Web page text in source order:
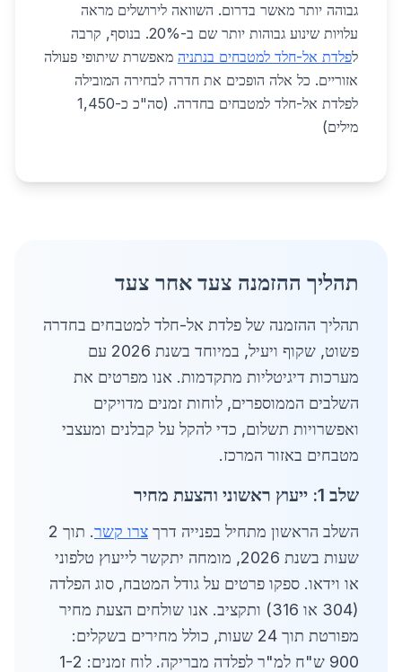
גבוהה יותר מאשר בדרום. השוואה לירושלים מראה
עלויות שינוע גבוהות יותר שם ב-20%. בנוסף, קרבה
לפלדת אל-חלד למטבחים בנתניה מאפשרת שיתופי פעולה
אזוריים. כל אלה הופכים את חדרה לבחירה המובילה
לפלדת אל-חלד למטבחים בחדרה. (סה"כ כ-1,450
מילים)
תהליך ההזמנה צעד אחר צעד
תהליך ההזמנה של פלדת אל-חלד למטבחים בחדרה
פשוט, שקוף ויעיל, במיוחד בשנת 2026 עם
מערכות דיגיטליות מתקדמות. אנו מפרטים את
השלבים הממוספרים, לוחות זמנים מדויקים
ואפשרויות תשלום, כדי להקל על קבלנים ומעצבי
מטבחים באזור המרכז.
שלב 1: ייעוץ ראשוני והצעת מחיר
השלב הראשון מתחיל בפנייה דרך צרו קשר
. תוך 2
שעות בשנת 2026, מומחה יתקשר לייעוץ טלפוני
או וידאו. ספקו פרטים על גודל המטבח, סוג הפלדה
(304 או 316) ותקציב. אנו שולחים הצעת מחיר
מפורטת תוך 24 שעות, כולל מחירים בשקלים:
900 ש"ח למ"ר לפלדה מבריקה. לוח זמנים: 1-2